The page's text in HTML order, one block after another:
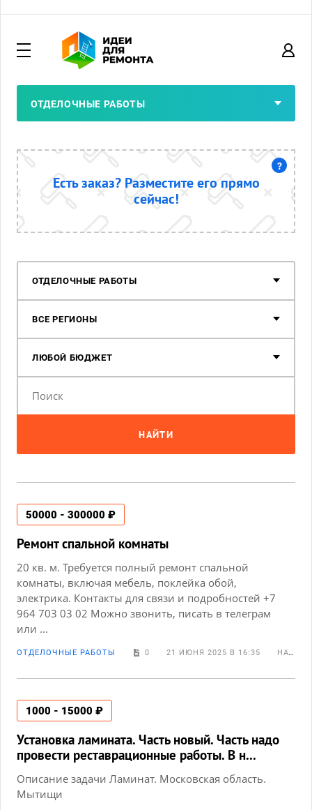
ОТДЕЛОЧНЫЕ РАБОТЫ
Есть заказ? Разместитеего прямо
сейчас!
?
ОТДЕЛОЧНЫЕ РАБОТЫ
ВСЕ РЕГИОНЫ
ЛЮБОЙ БЮДЖЕТ
НАЙТИ
50000 - 300000 ₽
Ремонт спальной комнаты
20 кв. м. Требуется полный ремонт спальной
комнаты, включая мебель, поклейка обой,
электрика. Контакты для связи и подробностей +7
964 703 03 02 Можно звонить, писать в телеграм
или ...
ОТДЕЛОЧНЫЕ РАБОТЫ 0 21 ИЮНЯ 2025 В 16:35 НАТАЛЬЯ КРЫЛОВА
1000 - 15000 ₽
Установка ламината. Часть новый. Часть надо
провести реставрационные работы. В н...
Описание задачи Ламинат. Московская область.
Мытищи